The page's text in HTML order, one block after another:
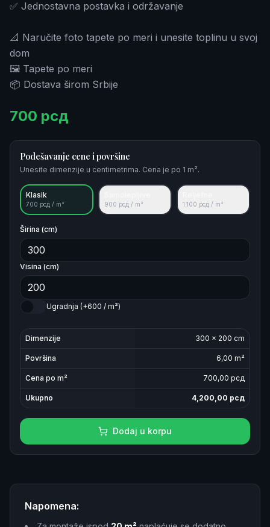
✅ Jednostavna postavka i održavanje
📐 Naručite foto tapete po meri i unesite toplinu u svoj
dom
🖼️ Tapete po meri
📦 Dostava širom Srbije
700 рсд
Podešavanje cene i površine
Unesite dimenzije u centimetrima. Cena je po 1 m².
Klasik
700 рсд / m² 900 рсд / m² 1.100 рсд / m²
Širina (cm)
Visina (cm)
Ugradnja (+600 / m²)
Dimenzije 300 × 200 cm
Površina 6,00 m²
Cena po m² 700,00 рсд
Ukupno 4,200,00 рсд
Dodaj u korpu
Napomena: